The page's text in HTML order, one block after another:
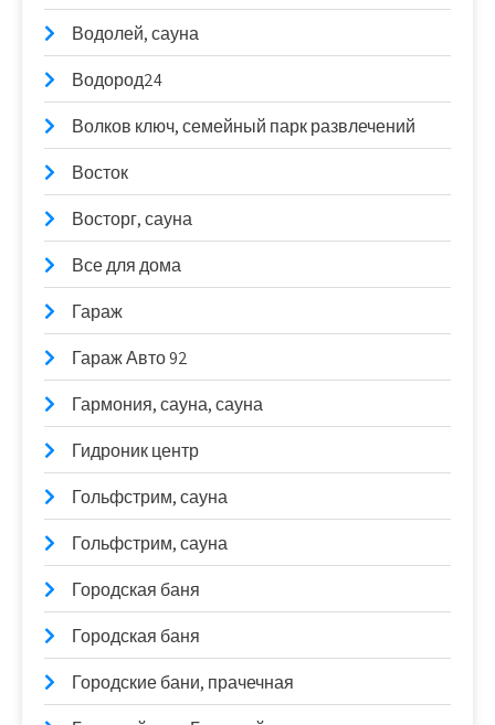
Водолей, сауна
Водород24
Волков ключ, семейный парк развлечений
Восток
Восторг, сауна
Все для дома
Гараж
Гараж Авто 92
Гармония, сауна, сауна
Гидроник центр
Гольфстрим, сауна
Гольфстрим, сауна
Городская баня
Городская баня
Городские бани, прачечная